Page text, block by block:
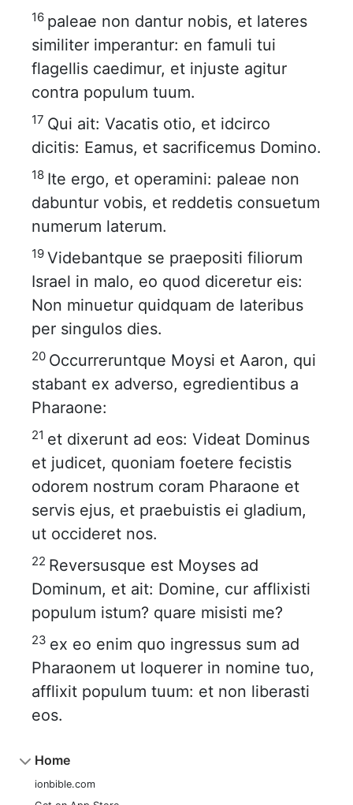
Home
ionbible.com
16 paleae non dantur nobis, et lateres
similiter imperantur: en famuli tui
flagellis caedimur, et injuste agitur
contra populum tuum.
17 Qui ait: Vacatis otio, et idcirco
dicitis: Eamus, et sacrificemus Domino.
18 Ite ergo, et operamini: paleae non
dabuntur vobis, et reddetis consuetum
numerum laterum.
19 Videbantque se praepositi filiorum
Israel in malo, eo quod diceretur eis:
Non minuetur quidquam de lateribus
per singulos dies.
20 Occurreruntque Moysi et Aaron, qui
stabant ex adverso, egredientibus a
Pharaone:
21 et dixerunt ad eos: Videat Dominus
et judicet, quoniam foetere fecistis
odorem nostrum coram Pharaone et
servis ejus, et praebuistis ei gladium,
ut occideret nos.
22 Reversusque est Moyses ad
Dominum, et ait: Domine, cur afflixisti
populum istum? quare misisti me?
23 ex eo enim quo ingressus sum ad
Pharaonem ut loquerer in nomine tuo,
afflixit populum tuum: et non liberasti
eos.